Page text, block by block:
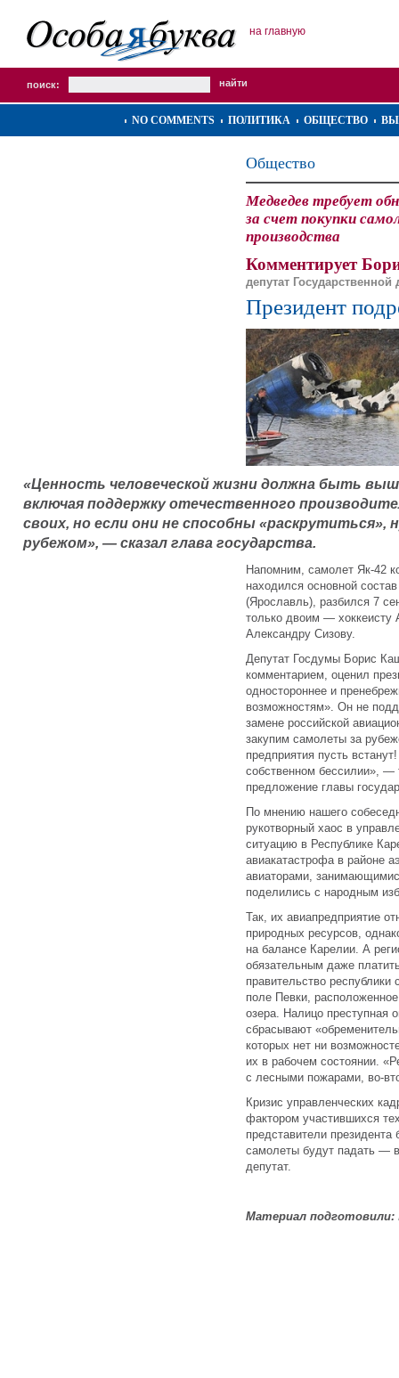
на главную
поиск:
NO COMMENTS ПОЛИТИКА ОБЩЕСТВО
Общество
Медведев требует
за счет покупки
производства
Комментирует
депутат
Президент
«Ценность человеческой жизни должна быть
включая поддержку отечественного
своих, но если они не способны «раскрутиться»,
рубежом», — сказал глава государства.
Напомним, самолет Як-42
находился основной
(Ярославль), разбился 7
только двоим — хоккеисту
Александру Сизову.
Депутат Госдумы Борис
комментарием, оценил
одностороннее и
возможностям». Он не
замене российской
закупим самолеты за
предприятия пусть
собственном бессилии», —
предложение главы
По мнению нашего
рукотворный хаос в
ситуацию в Республике
авиакатастрофа в районе
авиаторами,
поделились с народным
Так, их авиапредприятие
природных ресурсов,
на балансе Карелии. А
обязательным даже
правительство республики
поле Певки,
озера. Налицо преступная
сбрасывают
которых нет ни
их в рабочем состоянии.
с лесными пожарами, во-
Кризис управленческих
фактором участившихся
представители
самолеты будут падать —
депутат.
Материал подготовили: